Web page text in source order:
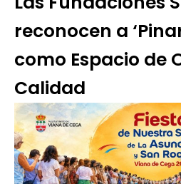
reconocen a
como Espacio de
Calidad